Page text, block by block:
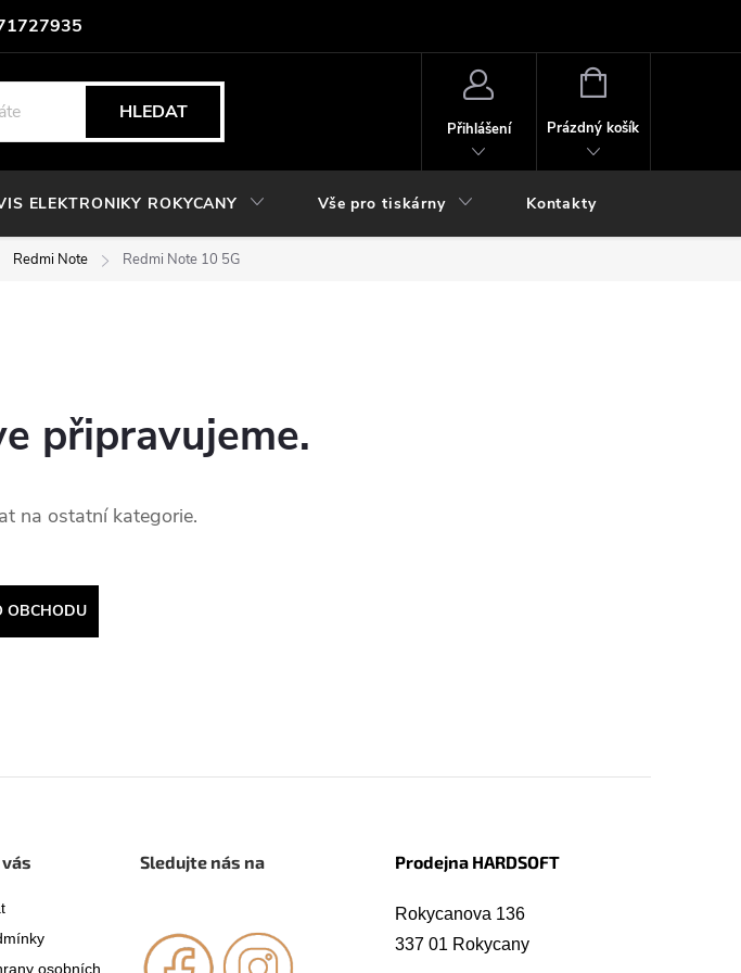
HLEDAT
Přihlášení
NÁKUPNÍ
Prázdný košík
ELEKTRONIKY ROKYCANY Vše pro tiskárny Kontakty
Redmi Note Redmi Note 10 5G
připravujeme.
na ostatní kategorie.
OBCHODU
osobních
Sledujte nás na Prodejna HARDSOFT
Rokycanova 136
337 01 Rokycany